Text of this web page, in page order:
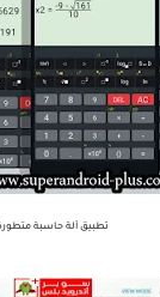
تطبيق آلة حاسبة